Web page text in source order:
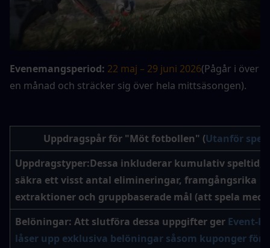
Evenemangsperiod: 22 maj – 29 juni 2026(Pågår i över
en månad och sträcker sig över hela mittsäsongen).
Uppdragspår för "Möt fotbollen" (Utanför
Uppdragstyper:Dessa inkluderar kumulativ speltid,
säkra ett visst antal elimineringar, framgångsrika
extraktioner och gruppbaserade mål (att spela med
Belöningar: Att slutföra dessa uppgifter ger Event-
låser upp exklusiva belöningar såsom kuponger för